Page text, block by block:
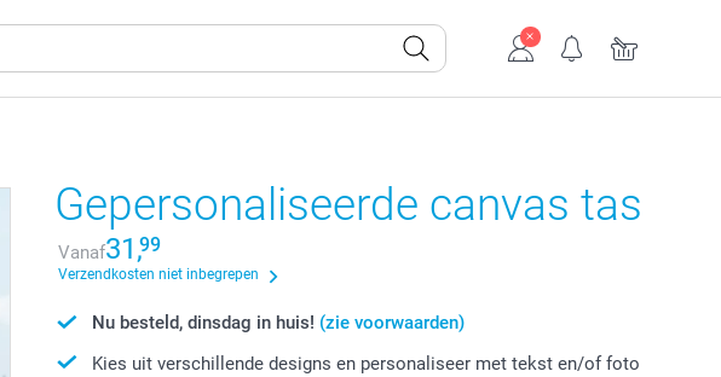
Gepersonaliseerde canvas tas
Vanaf31,99
Verzendkosten niet inbegrepen
Nu besteld, dinsdag in huis! (zie voorwaarden)
Kies uit verschillende designs en personaliseer met tekst en/of foto